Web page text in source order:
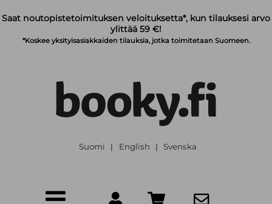
Saat noutopistetoimituksen veloituksetta*, kun tilauksesi arvo
ylittää 59 €!
*Koskee yksityisasiakkaiden tilauksia, jotka toimitetaan Suomeen.
Suomi | English | Svenska